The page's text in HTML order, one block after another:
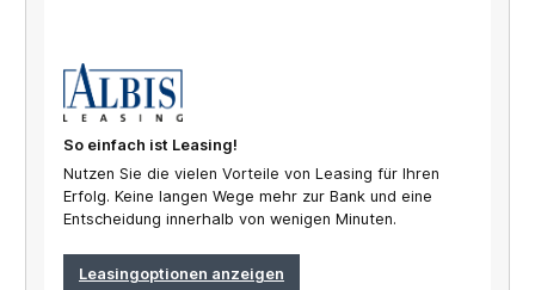
So einfach ist Leasing!
Nutzen Sie die vielen Vorteile von Leasing für Ihren
Erfolg. Keine langen Wege mehr zur Bank und eine
Entscheidung innerhalb von wenigen Minuten.
Leasingoptionen anzeigen